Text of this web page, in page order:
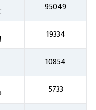
95049
19334
10854
5733